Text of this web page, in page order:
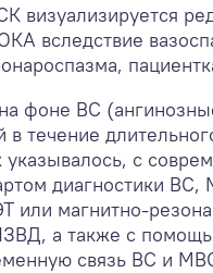
визуализируется
вследствие
фоне ВС
в течение
с
диагностики
или магнитно-
а также с
связь ВС и